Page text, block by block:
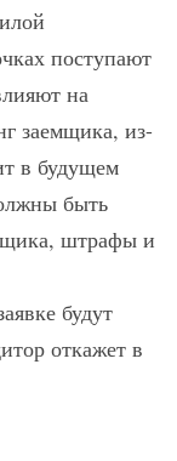
поступают
на
заемщика, из-
в будущем
быть
штрафы и
будут
откажет в